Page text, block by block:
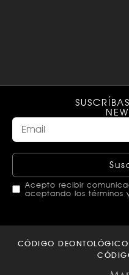
Acepto recibir
aceptando los términos
should
CÓDIGO DEONTOLÓGICO